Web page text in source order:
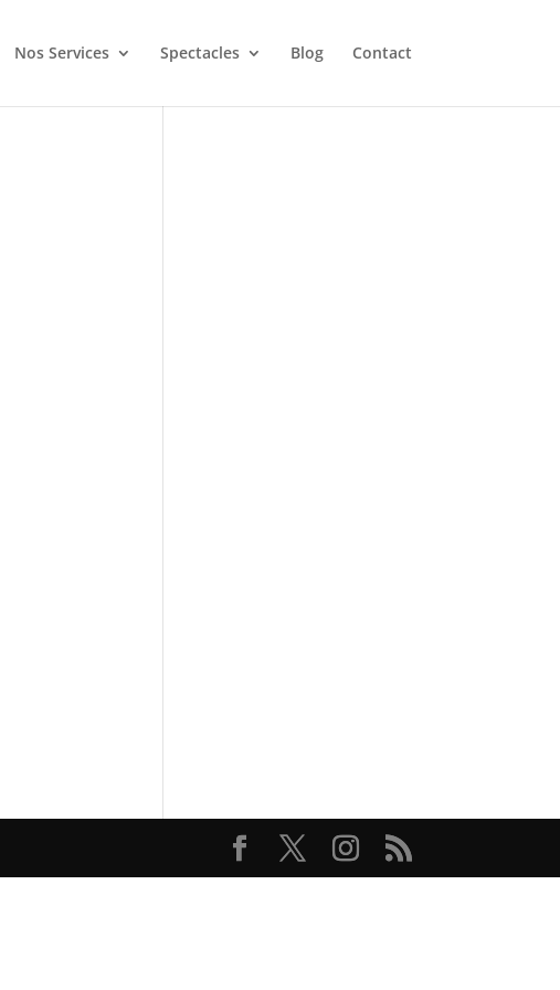
Nos Services Spectacles Blog Contact